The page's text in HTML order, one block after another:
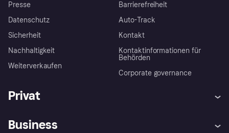
Presse
Datenschutz
Sicherheit
Nachhaltigkeit
Weiterverkaufen
Barrierefreiheit
Auto-Track
Kontakt
Kontaktinformationen für
Behörden
Corporate governance
Privat
Business